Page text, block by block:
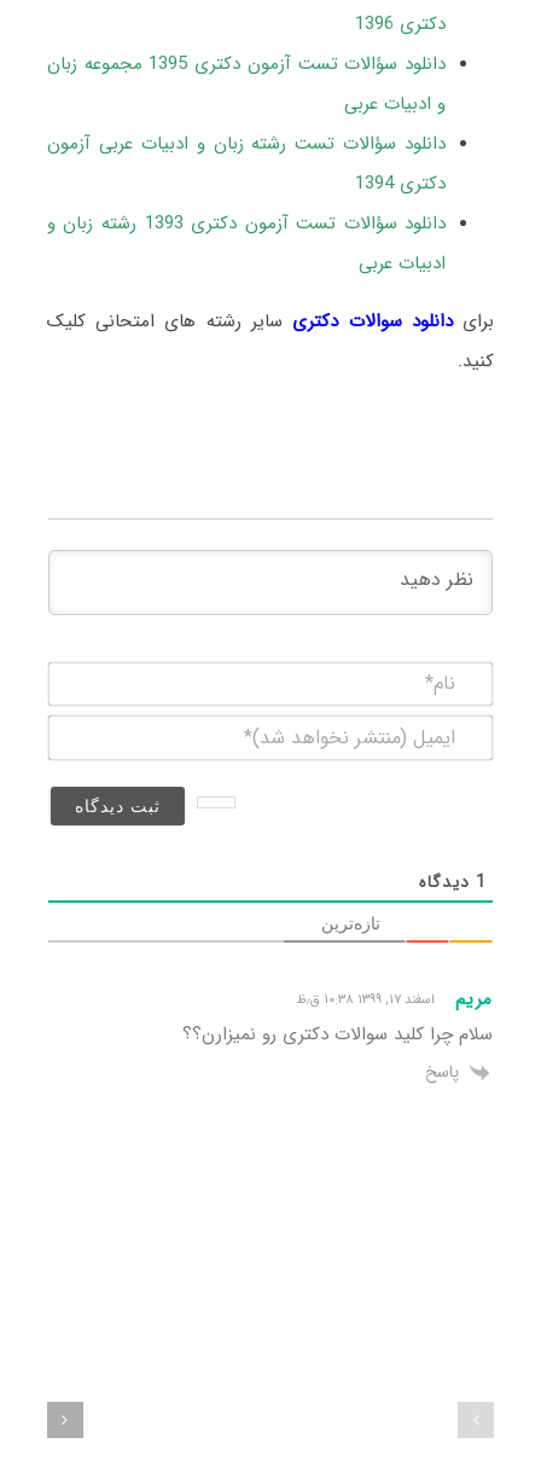
دکتری 1396
دانلود سؤالات تست آزمون دکتری 1395 مجموعه زبان
و ادبیات عربی
دانلود سؤالات تست رشته زبان و ادبیات عربی آزمون
دکتری 1394
دانلود سؤالات تست آزمون دکتری 1393 رشته زبان و
ادبیات عربی
برایدانلود سوالات دکتری سایر رشته های امتحانی کلیک
کنید.
(منتشر
1 دیدگاه
تازه‌ترین
مریم اسفند ۱۷, ۱۳۹۹ ۱۰:۳۸ ق٫ظ
سلام چرا کلید سوالات دکتری رو نمیزارن؟؟
پاسخ